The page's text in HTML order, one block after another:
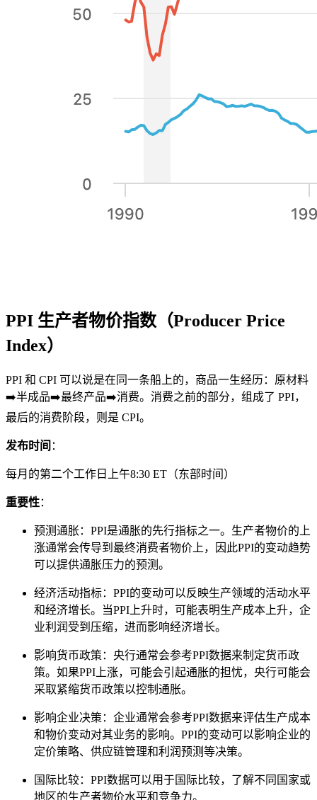
PPI 生产者物价指数（Producer Price
Index）
PPI 和 CPI 可以说是在同一条船上的，商品一生经历：原材料
➡️半成品➡️最终产品➡️消费。消费之前的部分，组成了 PPI，
最后的消费阶段，则是 CPI。
发布时间 ：
每月的第二个工作日上午8:30 ET（东部时间）
重要性：
预测通胀：PPI是通胀的先行指标之一。生产者物价的上
涨通常会传导到最终消费者物价上，因此PPI的变动趋势
可以提供通胀压力的预测。
经济活动指标：PPI的变动可以反映生产领域的活动水平
和经济增长。当PPI上升时，可能表明生产成本上升，企
业利润受到压缩，进而影响经济增长。
影响货币政策：央行通常会参考PPI数据来制定货币政
策。如果PPI上涨，可能会引起通胀的担忧，央行可能会
采取紧缩货币政策以控制通胀。
影响企业决策：企业通常会参考PPI数据来评估生产成本
和物价变动对其业务的影响。PPI的变动可以影响企业的
定价策略、供应链管理和利润预测等决策。
国际比较：PPI数据可以用于国际比较，了解不同国家或
地区的生产者物价水平和竞争力。